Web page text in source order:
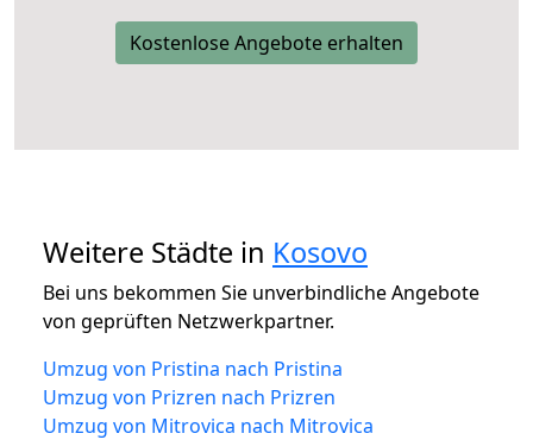
Kostenlose Angebote erhalten
Weitere Städte in Kosovo
Bei uns bekommen Sie unverbindliche Angebote
von geprüften Netzwerkpartner.
Umzug von Pristina nach Pristina
Umzug von Prizren nach Prizren
Umzug von Mitrovica nach Mitrovica